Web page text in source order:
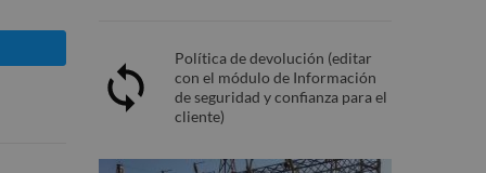
Política de devolución (editar
con el módulo de Información
de seguridad y confianza para el
cliente)